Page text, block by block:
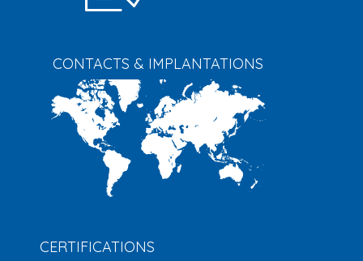
CONTACTS & IMPLANTATIONS
CERTIFICATIONS